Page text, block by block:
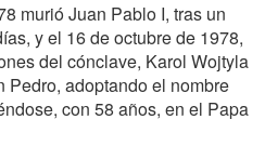
murió Juan Pablo I, tras un
y el 16 de octubre de 1978,
del cónclave, Karol Wojtyla
Pedro, adoptando el nombre
con 58 años, en el Papa